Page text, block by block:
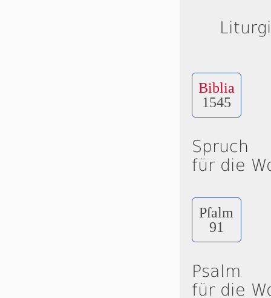
Biblia
1545
Spruch
für die
Pſalm
91
Psalm
für die